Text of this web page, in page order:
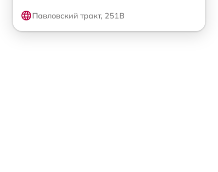
Павловский тракт, 251В